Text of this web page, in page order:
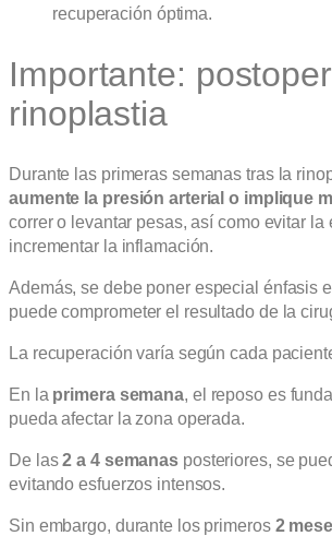
recuperación óptima.
Importante:
rinoplastia
Durante las primeras semanas tras la
aumente la presión arterial o implique
correr o levantar pesas, así como evitar
incrementar la inflamación.
Además, se debe poner especial énfasis
puede comprometer el resultado de la
La recuperación varía según cada
En la primera semana, el reposo es
pueda afectar la zona operada.
De las2 a 4 semanas posteriores, se
evitando esfuerzos intensos.
Sin embargo, durante los primeros 2